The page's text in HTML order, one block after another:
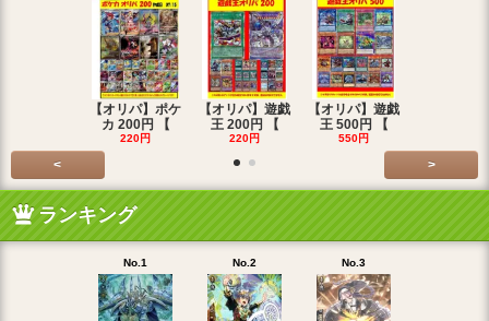
【オリパ】ポケ
カ 200円 【
220円
【オリパ】遊戯
王 200円 【
220円
【オリパ】遊戯
王 500円 【
550円
< >
ランキング
No.1 No.2 No.3